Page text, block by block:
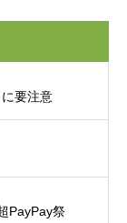
に要注意
PayPay祭